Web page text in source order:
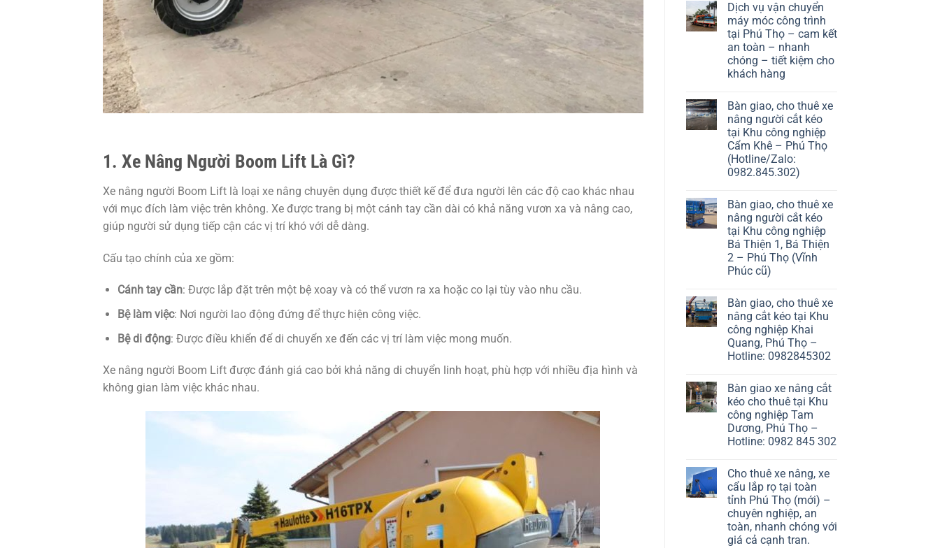
1. Xe Nâng Người Boom Lift Là Gì?
Xe nâng người Boom Lift là loại xe nâng chuyên dụng được thiết kế để đưa người lên các độ cao khác nhau
với mục đích làm việc trên không. Xe được trang bị một cánh tay cần dài có khả năng vươn xa và nâng cao,
giúp người sử dụng tiếp cận các vị trí khó với dễ dàng.
Cấu tạo chính của xe gồm:
Cánh tay cần: Được lắp đặt trên một bệ xoay và có thể vươn ra xa hoặc co lại tùy vào nhu cầu.
Bệ làm việc: Nơi người lao động đứng để thực hiện công việc.
Bệ di động: Được điều khiển để di chuyển xe đến các vị trí làm việc mong muốn.
Xe nâng người Boom Lift được đánh giá cao bởi khả năng di chuyển linh hoạt, phù hợp với nhiều địa hình và
không gian làm việc khác nhau.
Dịch vụ vận chuyển
máy móc công trình
tại Phú Thọ – cam kết
an toàn – nhanh
chóng – tiết kiệm cho
khách hàng
Bàn giao, cho thuê xe
nâng người cắt kéo
tại Khu công nghiệp
Cẩm Khê – Phú Thọ
(Hotline/Zalo:
0982.845.302)
Bàn giao, cho thuê xe
nâng người cắt kéo
tại Khu công nghiệp
Bá Thiện 1, Bá Thiện
2 – Phú Thọ (Vĩnh
Phúc cũ)
Bàn giao, cho thuê xe
nâng cắt kéo tại Khu
công nghiệp Khai
Quang, Phú Thọ –
Hotline: 0982845302
Bàn giao xe nâng cắt
kéo cho thuê tại Khu
công nghiệp Tam
Dương, Phú Thọ –
Hotline: 0982 845 302
Cho thuê xe nâng, xe
cẩu lắp rọ tại toàn
tỉnh Phú Thọ (mới) –
chuyên nghiệp, an
toàn, nhanh chóng với
giá cả cạnh tran.